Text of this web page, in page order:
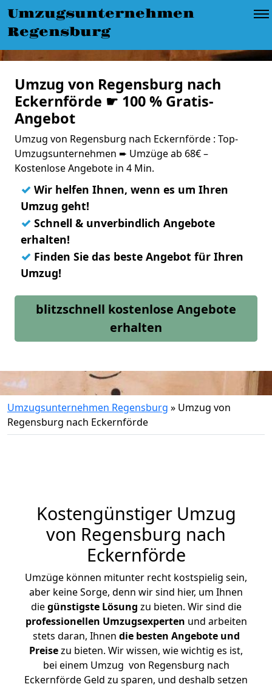
Umzugsunternehmen
Regensburg
Umzug von Regensburg nach
Eckernförde ☛ 100 % Gratis-
Angebot
Umzug von Regensburg nach Eckernförde : Top-
Umzugsunternehmen ➨ Umzüge ab 68€ –
Kostenlose Angebote in 4 Min.
✓ Wir helfen Ihnen, wenn es um Ihren
Umzug geht!
✓ Schnell & unverbindlich Angebote
erhalten!
✓ Finden Sie das beste Angebot für Ihren
Umzug!
blitzschnell kostenlose Angebote
erhalten
Umzugsunternehmen Regensburg » Umzug von
Regensburg nach Eckernförde
Kostengünstiger Umzug
von Regensburg nach
Eckernförde
Umzüge können mitunter recht kostspielig sein,
aber keine Sorge, denn wir sind hier, um Ihnen
diegünstigste Lösung zu bieten. Wir sind die
professionellen Umzugsexperten und arbeiten
stets daran, Ihnen die besten Angebote und
Preisezu bieten. Wir wissen, wie wichtig es ist,
bei einem Umzug von Regensburg nach
Eckernförde Geld zu sparen, und deshalb setzen